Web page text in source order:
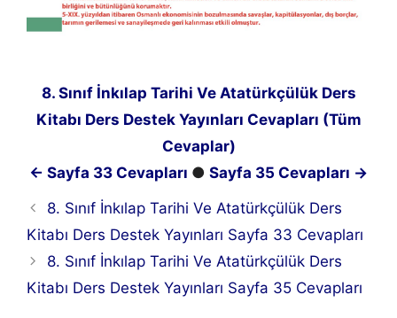
8. Sınıf İnkılap Tarihi Ve Atatürkçülük Ders
Kitabı Ders Destek Yayınları Cevapları (Tüm
Cevaplar)
← Sayfa 33 Cevapları ● Sayfa 35 Cevapları →
8. Sınıf İnkılap Tarihi Ve Atatürkçülük Ders
Kitabı Ders Destek Yayınları Sayfa 33 Cevapları
8. Sınıf İnkılap Tarihi Ve Atatürkçülük Ders
Kitabı Ders Destek Yayınları Sayfa 35 Cevapları